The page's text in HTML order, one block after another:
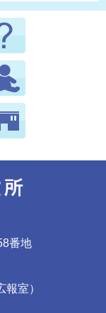
番地
室）